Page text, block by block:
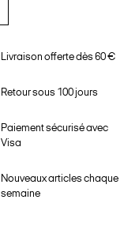
Livraison offerte dès 60 €
Retour sous 100 jours
Paiement sécurisé avec
Visa
Nouveaux articles chaque
semaine